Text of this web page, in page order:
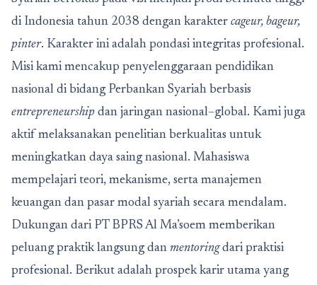
di Indonesia tahun 2038 dengan karakter cageur, bageur,
pinter. Karakter ini adalah pondasi integritas profesional.
Misi kami mencakup penyelenggaraan pendidikan
nasional di bidang Perbankan Syariah berbasis
entrepreneurship dan jaringan nasional–global. Kami juga
aktif melaksanakan penelitian berkualitas untuk
meningkatkan daya saing nasional. Mahasiswa
mempelajari teori, mekanisme, serta manajemen
keuangan dan pasar modal syariah secara mendalam.
Dukungan dari PT BPRS Al Ma’soem memberikan
peluang praktik langsung dan mentoringdari praktisi
profesional. Berikut adalah prospek karir utama yang